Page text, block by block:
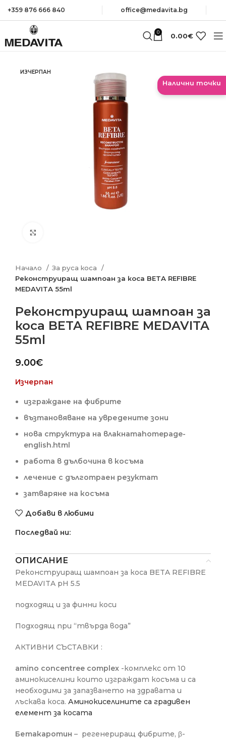
+359 876 666 840 оffice@medavita.bg
0 0.00€
ИЗЧЕРПАН
Начало
За руса коса
Реконструиращ шампоан за коса BETA REFIBRE
MEDAVITA 55ml
Реконструиращ шампоан за
коса BETA REFIBRE MEDAVITA
55ml
9.00€
Изчерпан
изграждане на фибрите
възтановяване на увредените зони
нова структура на влакнатаhomepage-
english.html
работа в дълбочина в косъма
лечение с дълготраен резуктат
затваряне на косъма
Добави в любими
Последвай ни:
ОПИСАНИЕ
Реконструиращ шампоан за коса BETA REFIBRE
MEDAVITA pH 5.5
подходящ и за финни коси
Подходящ при “твърда вода”
АКТИВНИ СЪСТАВКИ :
amino concentree complex -комплекс от 10
аминокиселини които изграждат косъма и са
необходими за запазването на здравата и
лъскава коса. Аминокиселините са градивен
елемент за косата
Бетакаротин – регенериращ фибрите, β-
Налични точки